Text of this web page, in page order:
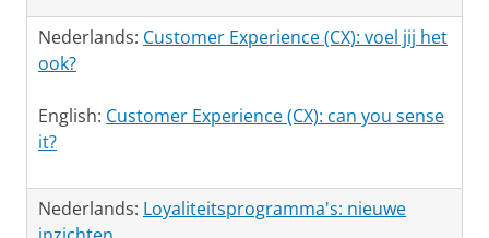
Nederlands: Customer Experience (CX): voel jij het
ook?
English: Customer Experience (CX): can you sense
it?
Nederlands: Loyaliteitsprogramma's: nieuwe